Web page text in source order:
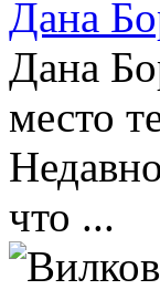
Дана
Дана
место
что ...